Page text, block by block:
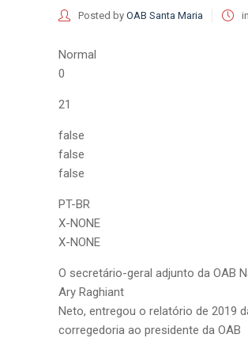
Posted by OAB Santa Maria in
Normal
0
21
false
false
false
PT-BR
X-NONE
X-NONE
O secretário-geral adjunto da OAB
Ary Raghiant
Neto, entregou o relatório de 2019
corregedoria ao presidente da OAB